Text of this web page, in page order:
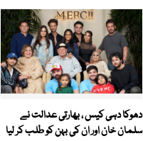
دھوکا دہی کیس ، بھارتی عدالت نے
سلمان خان اور ان کی بہن کو طلب کر لیا